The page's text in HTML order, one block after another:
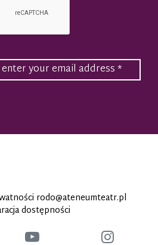
rodo@ateneumteatr.pl
dostępności